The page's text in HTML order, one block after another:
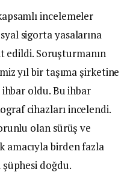
incelemeler
sigorta yasalarına
Soruşturmanın
yıl bir taşıma şirketine
oldu. Bu ihbar
cihazları incelendi.
olan sürüş ve
amacıyla birden fazla
doğdu.